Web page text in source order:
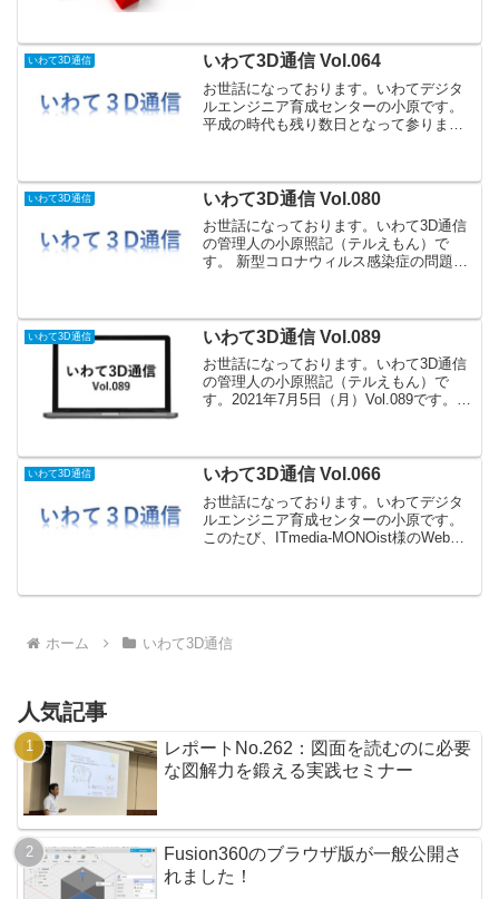
いわて3D活用 学...
いわて3D通信 いわて3D通信 Vol.064
お世話になっております。いわてデジタ
ルエンジニア育成センターの小原です。
平成の時代も残り数日となって参りまし
DraftSigh...
いわて3D通信 いわて3D通信 Vol.080
お世話になっております。いわて3D通信
の管理人の小原照記（テルえもん）で
す。 新型コロナウィルス感染症の問題か
月、5月に開催予定の3Dに関する講習会
のお知らせです。今後...
いわて3D通信 いわて3D通信 Vol.089
お世話になっております。いわて3D通信
の管理人の小原照記（テルえもん）で
す。2021年7月5日（月）Vol.089です。セ
センター主管でSOLIDWORKSの...
いわて3D通信 いわて3D通信 Vol.066
お世話になっております。いわてデジタ
ルエンジニア育成センターの小原です。
このたび、ITmedia-MONOist様のWebサ
ホーム いわて3D通信
人気記事
レポートNo.262：図面を読むのに必要
な図解力を鍛える実践セミナー
Fusion360のブラウザ版が一般公開さ
れました！